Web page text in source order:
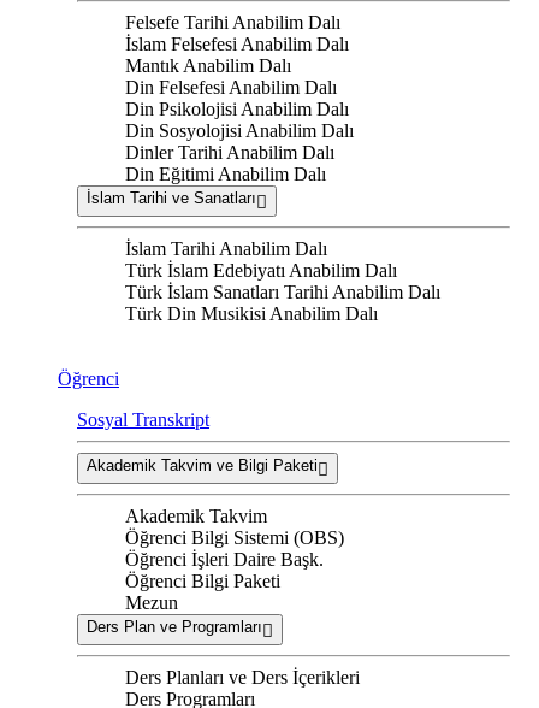
Felsefe Tarihi Anabilim Dalı
İslam Felsefesi Anabilim Dalı
Mantık Anabilim Dalı
Din Felsefesi Anabilim Dalı
Din Psikolojisi Anabilim Dalı
Din Sosyolojisi Anabilim Dalı
Dinler Tarihi Anabilim Dalı
Din Eğitimi Anabilim Dalı
İslam Tarihi ve Sanatları
İslam Tarihi Anabilim Dalı
Türk İslam Edebiyatı Anabilim Dalı
Türk İslam Sanatları Tarihi Anabilim Dalı
Türk Din Musikisi Anabilim Dalı
Öğrenci
Sosyal Transkript
Akademik Takvim ve Bilgi Paketi
Akademik Takvim
Öğrenci Bilgi Sistemi (OBS)
Öğrenci İşleri Daire Başk.
Öğrenci Bilgi Paketi
Mezun
Ders Plan ve Programları
Ders Planları ve Ders İçerikleri
Ders Programları